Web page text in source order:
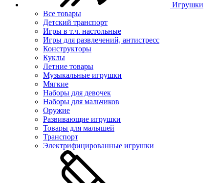
Игрушки
Все товары
Детский транспорт
Игры в т.ч. настольные
Игры для развлечений, антистресс
Конструкторы
Куклы
Летние товары
Музыкальные игрушки
Мягкие
Наборы для девочек
Наборы для мальчиков
Оружие
Развивающие игрушки
Товары для малышей
Транспорт
Электрифицированные игрушки